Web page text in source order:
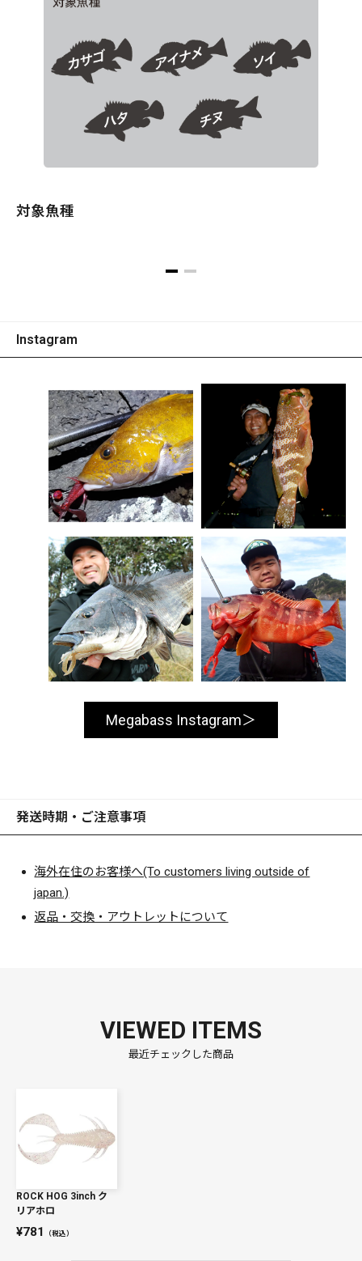
対象魚種
Instagram
Megabass Instagram
発送時期・ご注意事項
海外在住のお客様へ(To customers living outside of
japan.)
返品・交換・アウトレットについて
VIEWED ITEMS
最近チェックした商品
ROCK HOG 3inch ク
リアホロ
781 （税込）